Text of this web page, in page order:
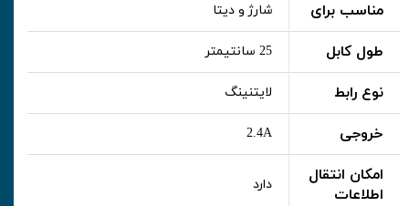
مناسب برای شارژ و دیتا
طول کابل 25 سانتیمتر
نوع رابط لایتنینگ
خروجی 2.4A
امکان انتقال
اطلاعات
دارد